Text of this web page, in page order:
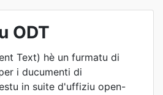
ODT
Text) hè un furmatu di
i ducumenti di
in suite d'uffiziu open-